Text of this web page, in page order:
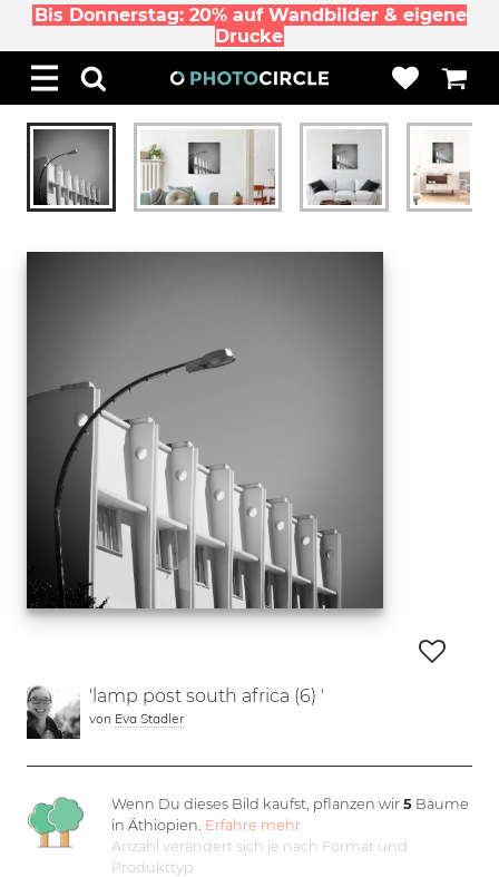
Bis Donnerstag: 20% auf Wandbilder & eigene
Drucke
'lamp post south africa (6) '
von Eva Stadler
Wenn Du dieses Bild kaufst, pflanzen wir5 Bäume
in Äthiopien. Erfahre mehr
Anzahl verändert sich je nach Format und
Produkttyp